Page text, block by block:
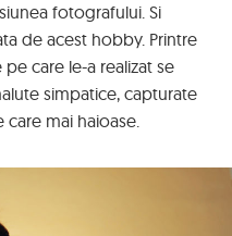
fotografului. Si
de acest hobby. Printre
care le-a realizat se
simpatice, capturate
care mai haioase.